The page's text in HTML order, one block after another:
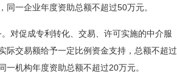
同一企业年度资助总额不超过50万元。
对促成专利转化、交易、许可实施的中介服
际交易额给予一定比例资金支持，总额不超过
一机构年度资助总额不超过20万元。